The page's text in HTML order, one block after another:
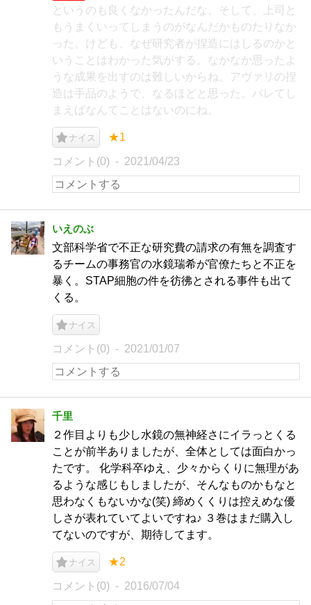
というのも良くなかったんだな。そして、上司と
もうまくいってしまうのがなんだかものたりなか
った。けども、なぜ研究者が捏造にはしるのかと
いうことはわかった気がする。なかなか思ったよ
うな成果を出すのは難しいからね。アヴァリの捏
造は手品のようで、なるほどと思った。バレてし
まえばなんてことはないのにね。
ナイス ★1
コメント(0) 2021/04/23
いえのぶ
文部科学省で不正な研究費の請求の有無を調査す
るチームの事務官の水鏡瑞希が官僚たちと不正を
暴く。STAP細胞の件を彷彿とされる事件も出て
くる。
ナイス
コメント(0) 2021/01/07
千里
２作目よりも少し水鏡の無神経さにイラっとくる
ことが前半ありましたが、全体としては面白かっ
たです。 化学科卒ゆえ、少々からくりに無理があ
るような感じもしましたが、そんなものかもなと
思わなくもないかな(笑) 締めくくりは控えめな優
しさが表れていてよいですね♪ ３巻はまだ購入し
てないのですが、期待してます。
ナイス ★2
コメント(0) 2016/07/04